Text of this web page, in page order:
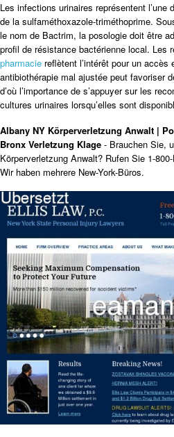
Les infections urinaires représentent
de la sulfaméthoxazole-triméthoprime.
le nom de Bactrim, la posologie doit être
profil de résistance bactérienne local. Les
pharmacie reflètent l’intérêt pour un
antibiothérapie mal ajustée peut favoriser
d’où l’importance de s’appuyer sur les
cultures urinaires lorsqu’elles sont
Albany NY Körperverletzung Anwalt |
Bronx Verletzung Klage - Brauchen Sie,
Körperverletzung Anwalt? Rufen Sie 1-
Wir haben mehrere New-York-Büros.